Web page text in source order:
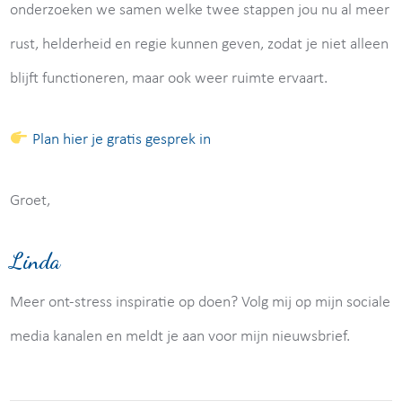
onderzoeken we samen welke twee stappen jou nu al meer
rust, helderheid en regie kunnen geven, zodat je niet alleen
blijft functioneren, maar ook weer ruimte ervaart.
Plan hier je gratis gesprek in
Groet,
Linda
Meer ont-stress inspiratie op doen? Volg mij op mijn sociale
media kanalen en meldt je aan voor mijn nieuwsbrief.